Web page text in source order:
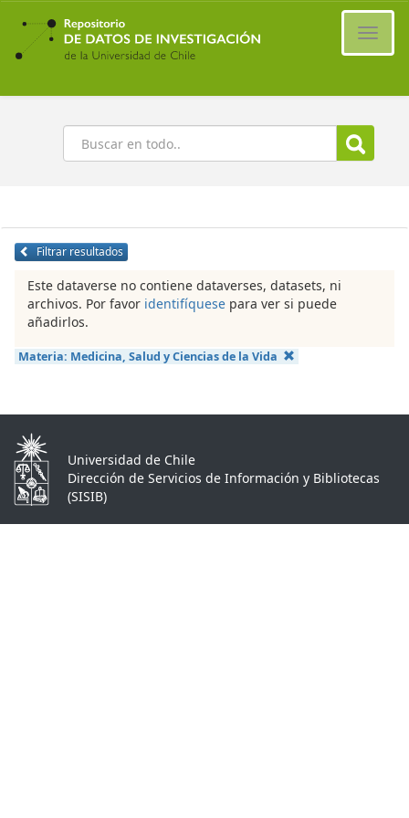
Ir
contenido
principal
Buscar
Filtrar resultados
Este dataverse no contiene dataverses, datasets, ni
archivos. Por favor identifíquese para ver si puede
añadirlos.
Materia: Medicina, Salud y Ciencias de la Vida
Universidad de Chile
Dirección de Servicios de Información y Bibliotecas
(SISIB)